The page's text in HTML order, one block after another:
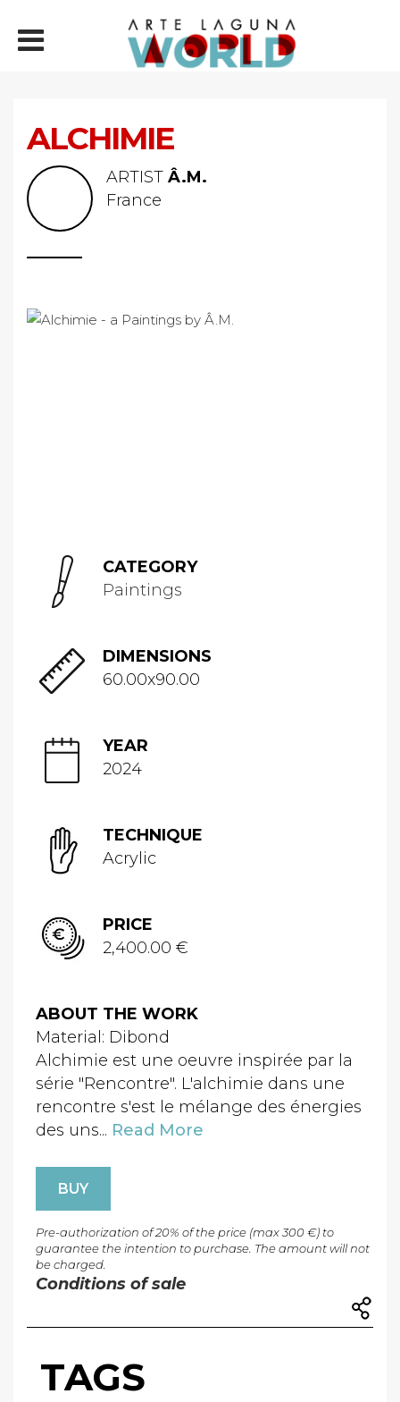
ALCHIMIE
ARTIST Â.M.
France
CATEGORY
Paintings
DIMENSIONS
60.00x90.00
YEAR
2024
TECHNIQUE
Acrylic
PRICE
2,400.00 €
ABOUT THE WORK
Material: Dibond
Alchimie est une oeuvre inspirée par la
série "Rencontre". L'alchimie dans une
rencontre s'est le mélange des énergies
des uns... Read More
BUY
Pre-authorization of 20% of the price (max 300 €) to
guarantee the intention to purchase. The amount will not
be charged.
Conditions of sale
TAGS